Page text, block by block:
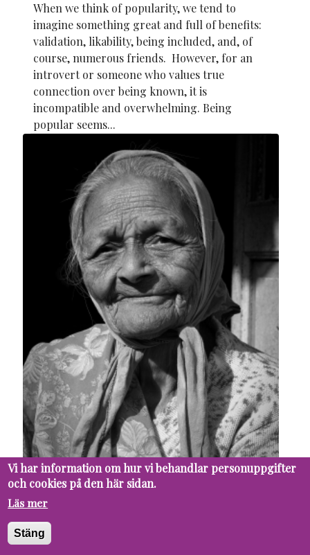
When we think of popularity, we tend to
imagine something great and full of benefits:
validation, likability, being included, and, of
course, numerous friends. However, for an
introvert or someone who values true
connection over being known, it is
incompatible and overwhelming. Being
popular seems...
19 MAY
Vi har information om hur vi behandlar personuppgifter
och cookies på den här sidan.
Läs mer
Stäng